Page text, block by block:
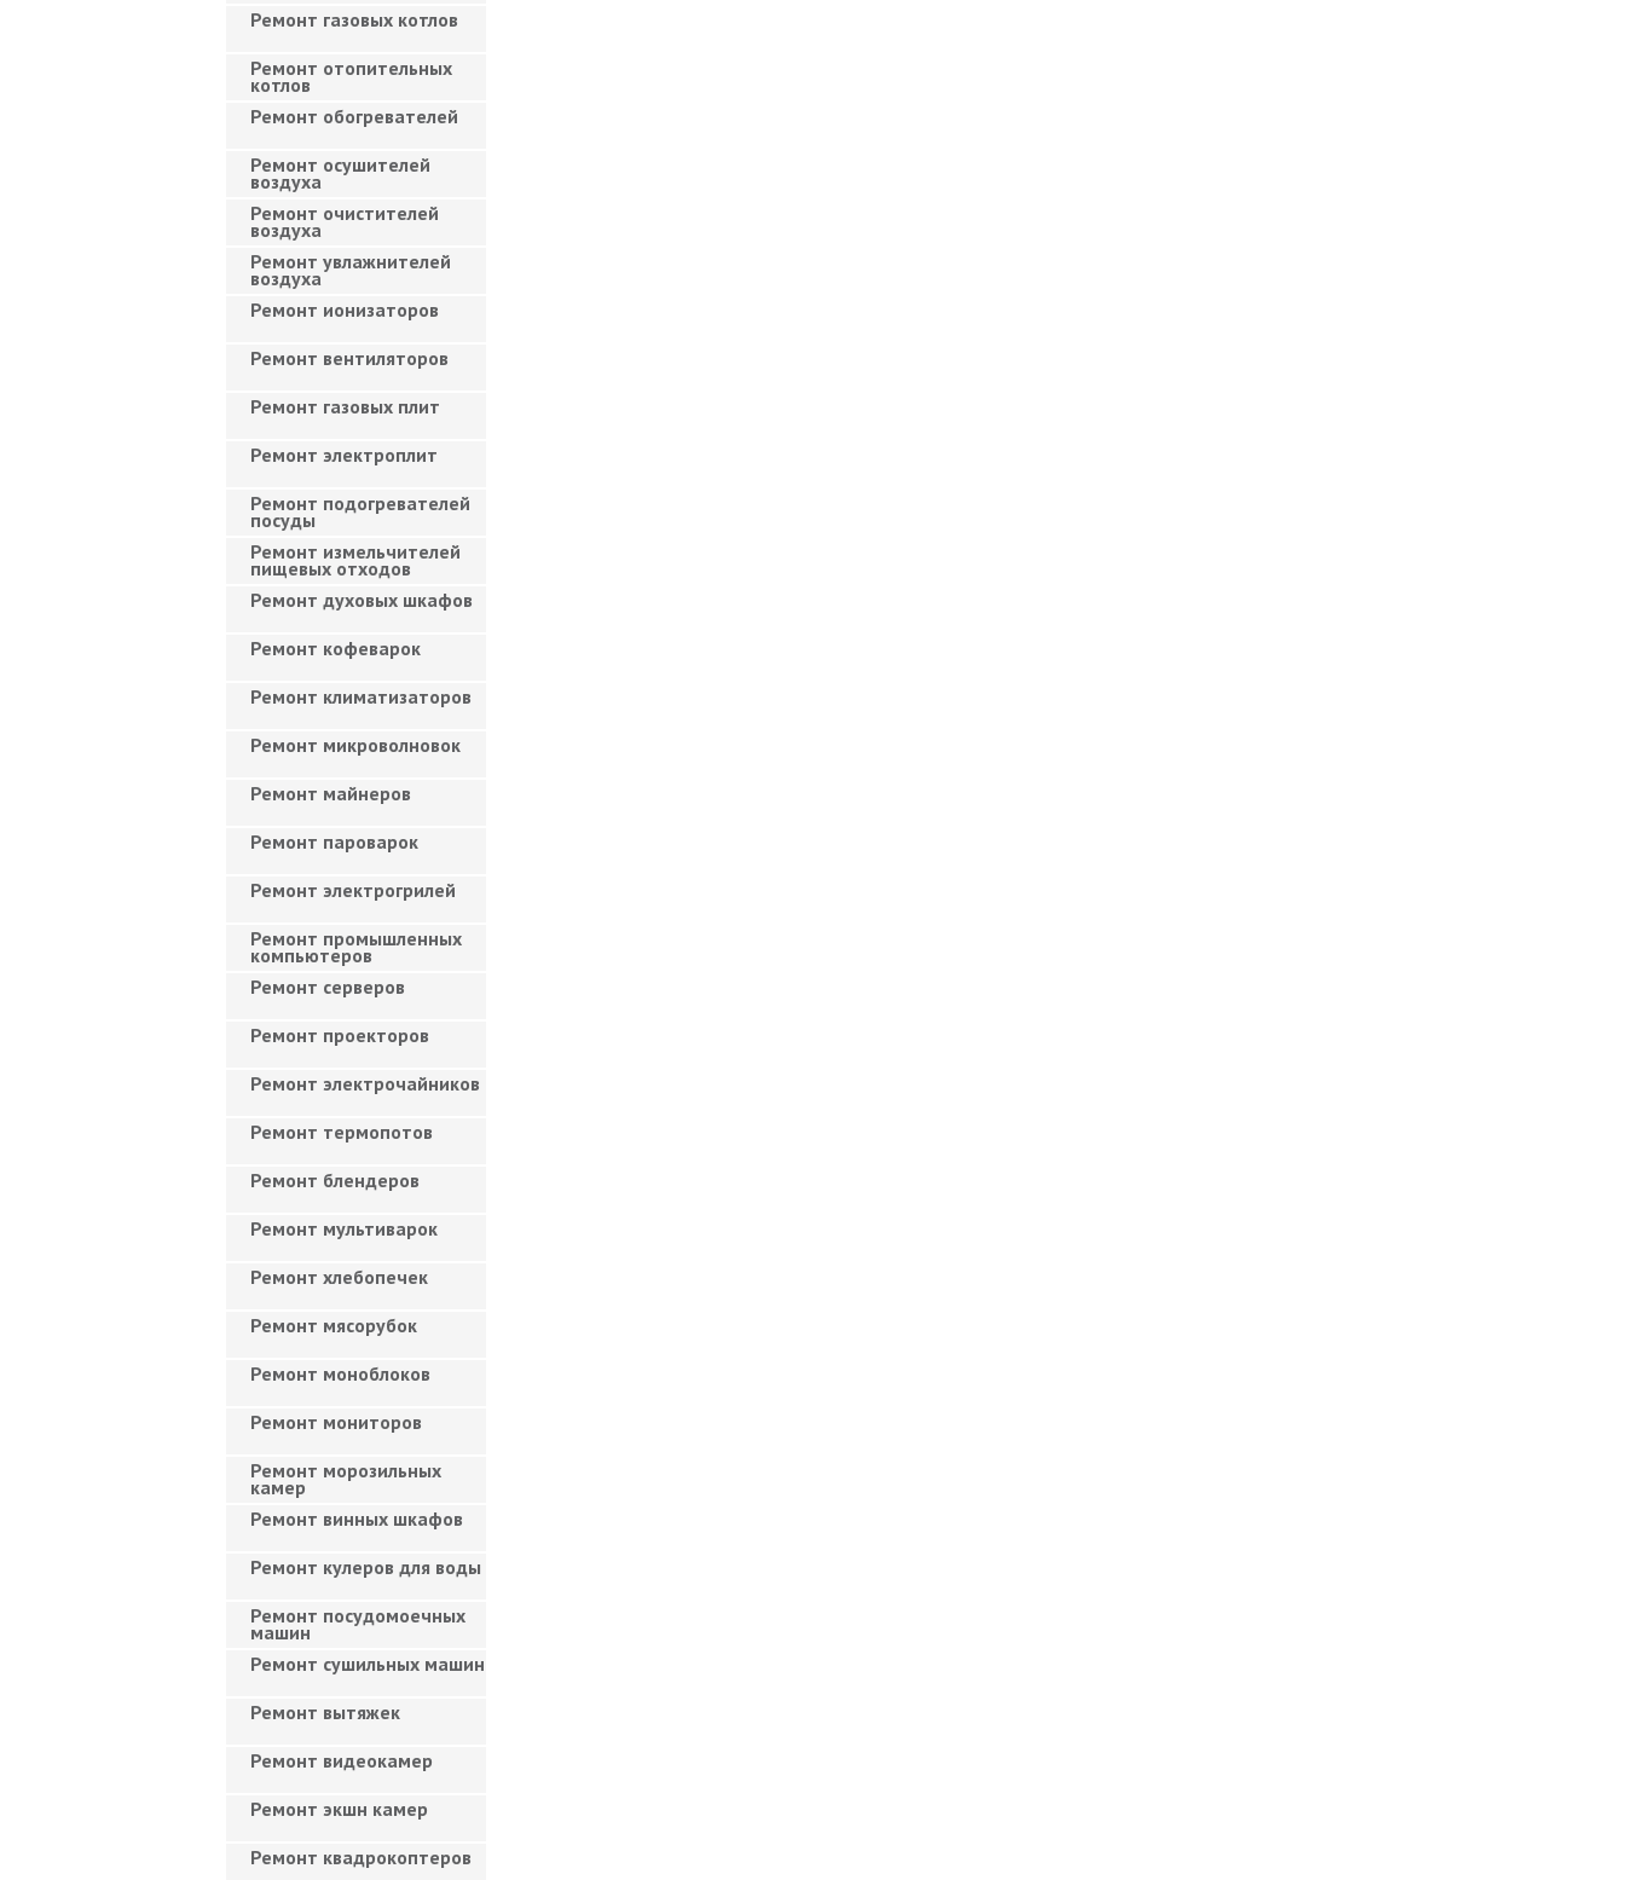
Ремонт газовых котлов
Ремонт отопительных
котлов
Ремонт обогревателей
Ремонт осушителей
воздуха
Ремонт очистителей
воздуха
Ремонт увлажнителей
воздуха
Ремонт ионизаторов
Ремонт вентиляторов
Ремонт газовых плит
Ремонт электроплит
Ремонт подогревателей
посуды
Ремонт измельчителей
пищевых отходов
Ремонт духовых шкафов
Ремонт кофеварок
Ремонт климатизаторов
Ремонт микроволновок
Ремонт майнеров
Ремонт пароварок
Ремонт электрогрилей
Ремонт промышленных
компьютеров
Ремонт серверов
Ремонт проекторов
Ремонт электрочайников
Ремонт термопотов
Ремонт блендеров
Ремонт мультиварок
Ремонт хлебопечек
Ремонт мясорубок
Ремонт моноблоков
Ремонт мониторов
Ремонт морозильных
камер
Ремонт винных шкафов
Ремонт кулеров для воды
Ремонт посудомоечных
машин
Ремонт сушильных машин
Ремонт вытяжек
Ремонт видеокамер
Ремонт экшн камер
Ремонт квадрокоптеров